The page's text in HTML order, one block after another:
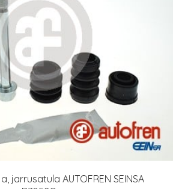
jarrusatula AUTOFREN SEINSA